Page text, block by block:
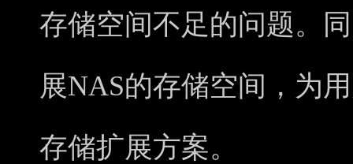
存储空间不足的问题。
展NAS的存储空间，为
存储扩展方案。